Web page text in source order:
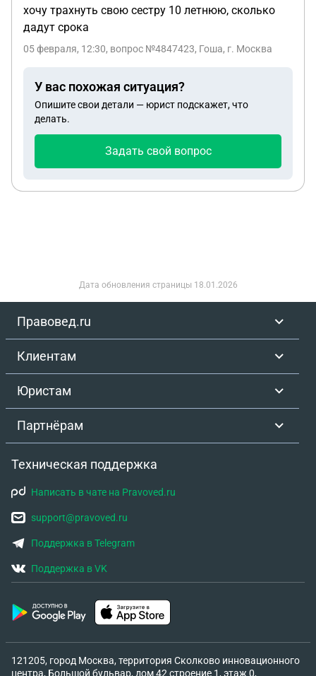
хочу трахнуть свою сестру 10 летнюю, сколько
дадут срока
05 февраля, 12:30, вопрос №4847423, Гоша, г. Москва
У вас похожая ситуация?
Опишите свои детали — юрист подскажет, что
делать.
Задать свой вопрос
Дата обновления страницы 18.01.2026
Правовед.ru
Клиентам
Юристам
Партнёрам
Техническая поддержка
Написать в чате на Pravoved.ru
support@pravoved.ru
Поддержка в Telegram
Поддержка в VK
121205, город Москва, территория Сколково инновационного
центра, Большой бульвар, дом 42 строение 1, этаж 0,